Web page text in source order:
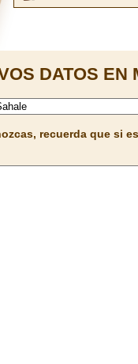
DATOS EN
recuerda que si